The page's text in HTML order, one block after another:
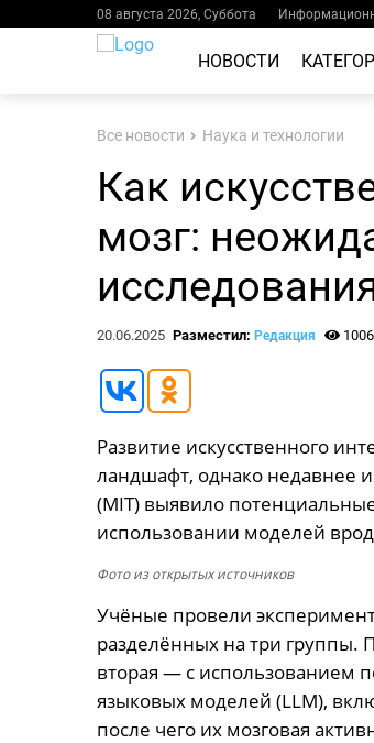
08 августа 2026, Суббота
НОВОСТИ
Все новости Наука и технологии
Как
мозг:
20.06.2025 Разместил: Редакция 1006
Развитие искусственного
ландшафт, однако недавнее
(MIT) выявило
использовании моделей
Фото из открытых источников
Учёные провели эксперимент
разделённых на три группы.
вторая — с использованием
языковых моделей (LLM),
после чего их мозговая